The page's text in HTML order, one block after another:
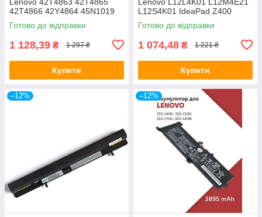
42T4866 42Y4864 45N1019
ThinkPad X220 X220i (LG/
SAMSUNG/ SANYO)
Готово до відправки
1 128,39 ₴ 1 297 ₴
Купити
L12S4K01 IdeaPad Z400
Z410 Z500 Z500A Z505 Z510
P400 P500, 14.4V, 2600mAh
Готово до відправки
1 074,48 ₴ 1 221 ₴
Купити
–12% –12%